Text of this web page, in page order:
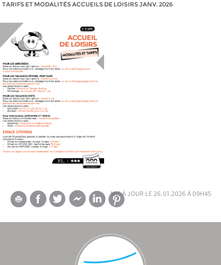
TARIFS ET MODALITÉS ACCUEILS DE LOISIRS JANV. 2026
mis à jour le 26.01.2026 à 09h45